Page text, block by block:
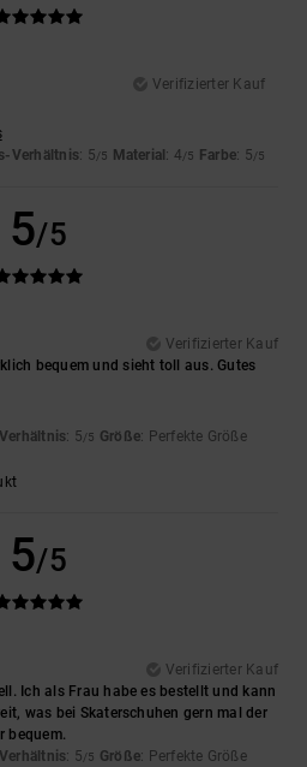
Verifizierter Kauf
Verhältnis: 5/5 Material : 4/5 Farbe: 5/5
5/5
Verifizierter Kauf
bequem und sieht toll aus. Gutes
: 5/5 Größe: Perfekte Größe
5/5
Verifizierter Kauf
Ich als Frau habe es bestellt und kann
was bei Skaterschuhen gern mal der
bequem.
: 5/5 Größe: Perfekte Größe